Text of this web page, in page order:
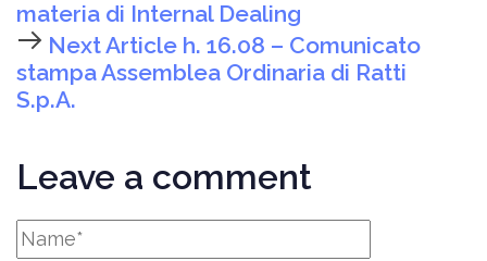
materia di Internal Dealing
Next Article h. 16.08 – Comunicato
stampa Assemblea Ordinaria di Ratti
S.p.A.
Leave a comment